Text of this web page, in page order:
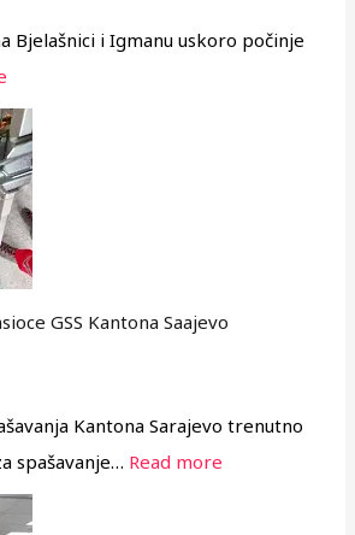
Bjelašnici i Igmanu uskoro počinje
GSS Kantona Saajevo
Kantona Sarajevo trenutno
spašavanje… Read more